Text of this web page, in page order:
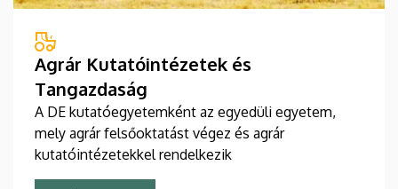
Agrár Kutatóintézetek és
Tangazdaság
A DE kutatóegyetemként az egyedüli egyetem,
mely agrár felsőoktatást végez és agrár
kutatóintézetekkel rendelkezik